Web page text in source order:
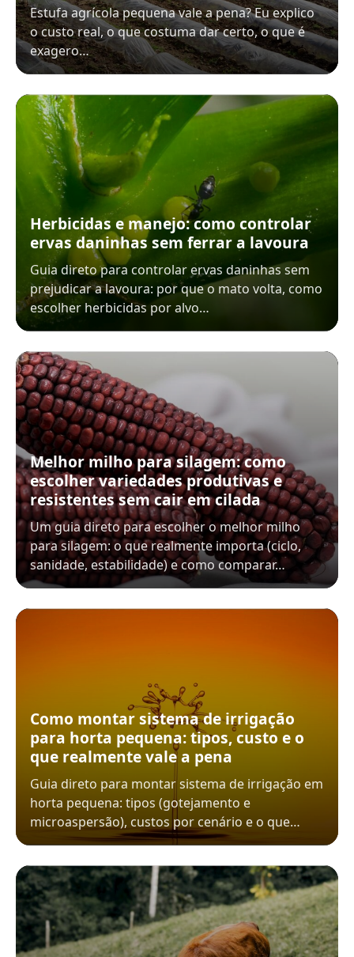
Estufa agrícola pequena vale a pena? Eu explico
o custo real, o que costuma dar certo, o que é
exagero…
Herbicidas e manejo: como controlar
ervas daninhas sem ferrar a lavoura
Guia direto para controlar ervas daninhas sem
prejudicar a lavoura: por que o mato volta, como
escolher herbicidas por alvo…
Melhor milho para silagem: como
escolher variedades produtivas e
resistentes sem cair em cilada
Um guia direto para escolher o melhor milho
para silagem: o que realmente importa (ciclo,
sanidade, estabilidade) e como comparar…
Como montar sistema de irrigação
para horta pequena: tipos, custo e o
que realmente vale a pena
Guia direto para montar sistema de irrigação em
horta pequena: tipos (gotejamento e
microaspersão), custos por cenário e o que…